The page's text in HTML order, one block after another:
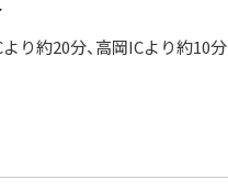
り約20分、高岡ICより約10分